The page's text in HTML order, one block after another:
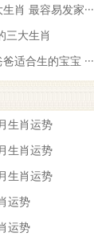
肖 最容易发家···
三大生肖
适合生的宝宝 ···
生肖运势
生肖运势
生肖运势
运势
运势